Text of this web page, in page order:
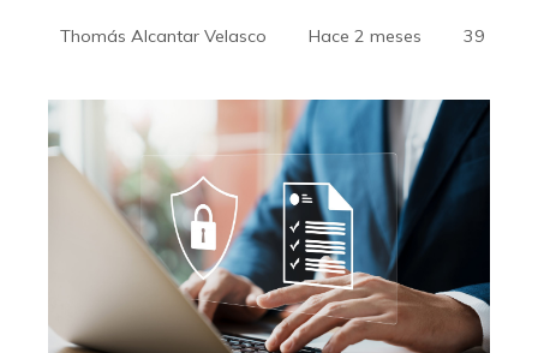
Thomás Alcantar Velasco Hace 2 meses 39